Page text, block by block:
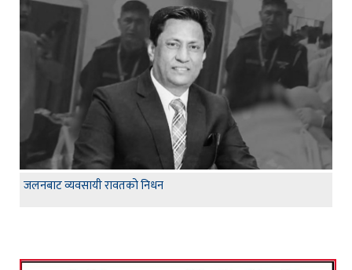
जलनबाट व्यवसायी रावतको निधन